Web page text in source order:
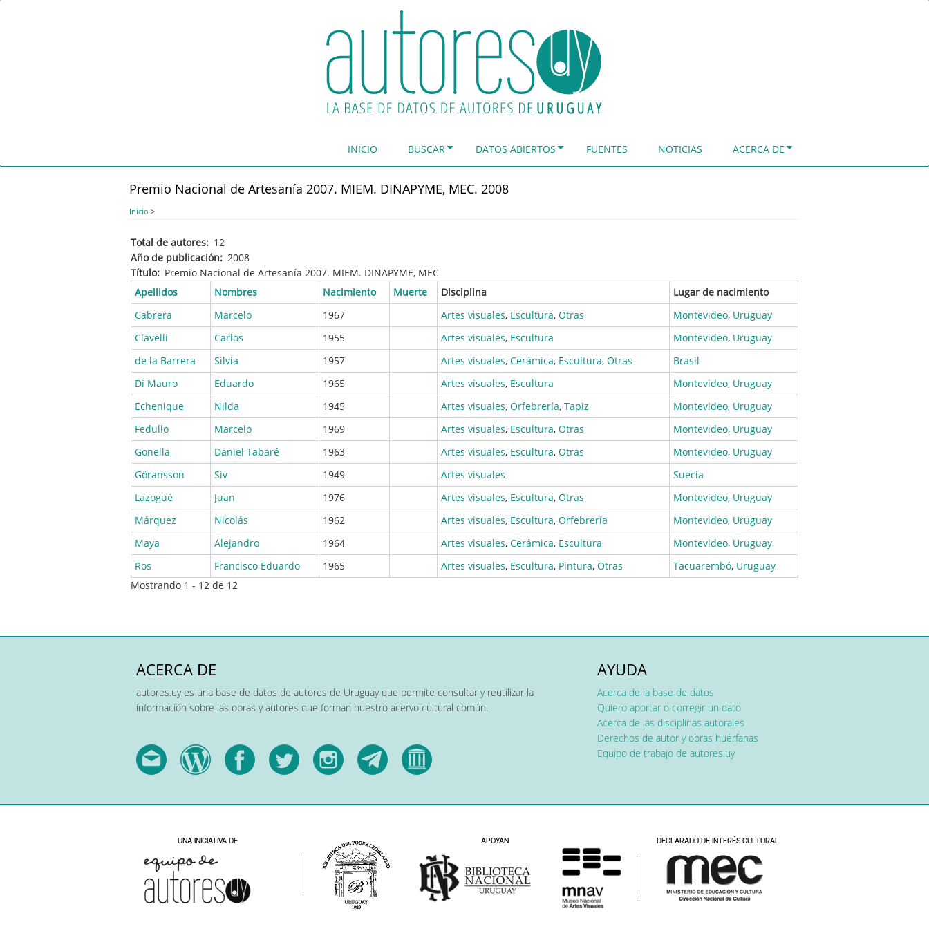
INICIO BUSCAR DATOS ABIERTOS FUENTES NOTICIAS ACERCA DE
Premio Nacional de Artesanía 2007. MIEM. DINAPYME, MEC. 2008
Inicio >
Total de autores
12
Año de publicación
2008
Título
Premio Nacional de Artesanía 2007. MIEM. DINAPYME, MEC
Apellidos
Nombres Nacimiento Muerte Disciplina
Lugar de nacimiento
Cabrera
Marcelo 1967 Artes visuales, Escultura, Otras Montevideo, Uruguay
Clavelli
Carlos 1955 Artes visuales, Escultura Montevideo, Uruguay
de la Barrera
Silvia 1957 Artes visuales, Cerámica, Escultura, Otras
Brasil
Di Mauro
Eduardo 1965 Artes visuales, Escultura Montevideo, Uruguay
Echenique
Nilda 1945 Artes visuales, Orfebrería, Tapiz Montevideo, Uruguay
Fedullo
Marcelo 1969 Artes visuales, Escultura, Otras Montevideo, Uruguay
Gonella
Daniel Tabaré 1963 Artes visuales, Escultura, Otras Montevideo, Uruguay
Göransson
Siv 1949 Artes visuales
Suecia
Lazogué
Juan 1976 Artes visuales, Escultura, Otras Montevideo, Uruguay
Márquez
Nicolás 1962 Artes visuales, Escultura, Orfebrería Montevideo, Uruguay
Maya
Alejandro 1964 Artes visuales, Cerámica, Escultura Montevideo, Uruguay
Ros
Francisco Eduardo 1965 Artes visuales, Escultura, Pintura, Otras Tacuarembó, Uruguay
Mostrando 1 - 12 de 12
ACERCA DE
autores.uy es una base de datos de autores de Uruguay que permite consultar y reutilizar la
información sobre las obras y autores que forman nuestro acervo cultural común.
AYUDA
Acerca de la base de datos
Quiero aportar o corregir un dato
Acerca de las disciplinas autorales
Derechos de autor y obras huérfanas
Equipo de trabajo de autores.uy